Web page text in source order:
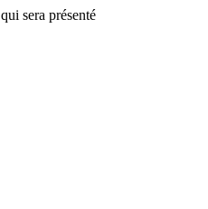
qui sera présenté